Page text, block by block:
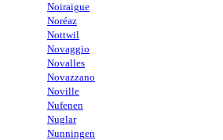
Noiraigue
Noréaz
Nottwil
Novaggio
Novalles
Novazzano
Noville
Nufenen
Nuglar
Nunningen